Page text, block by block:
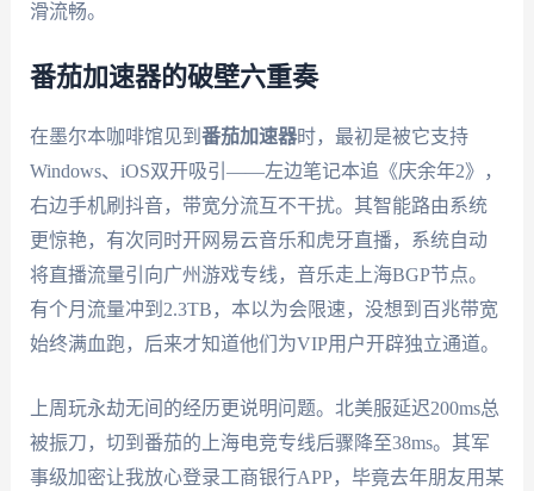
滑流畅。
番茄加速器的破壁六重奏
在墨尔本咖啡馆见到 番茄加速器时，最初是被它支持
Windows、iOS双开吸引——左边笔记本追《庆余年2》，
右边手机刷抖音，带宽分流互不干扰。其智能路由系统
更惊艳，有次同时开网易云音乐和虎牙直播，系统自动
将直播流量引向广州游戏专线，音乐走上海BGP节点。
有个月流量冲到2.3TB，本以为会限速，没想到百兆带宽
始终满血跑，后来才知道他们为VIP用户开辟独立通道。
上周玩永劫无间的经历更说明问题。北美服延迟200ms总
被振刀，切到番茄的上海电竞专线后骤降至38ms。其军
事级加密让我放心登录工商银行APP，毕竟去年朋友用某